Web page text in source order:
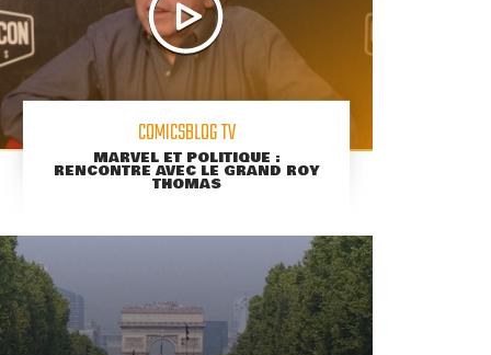
COMICSBLOG TV
MARVEL ET POLITIQUE :
RENCONTRE AVEC LE GRAND ROY
THOMAS